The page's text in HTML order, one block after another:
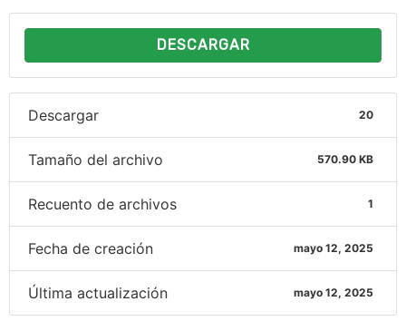
DESCARGAR
Descargar 20
Tamaño del archivo 570.90 KB
Recuento de archivos 1
Fecha de creación mayo 12, 2025
Última actualización mayo 12, 2025